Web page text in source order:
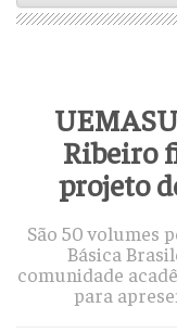
Ribeiro
projeto
São 50 volumes
Básica
comunidade
para